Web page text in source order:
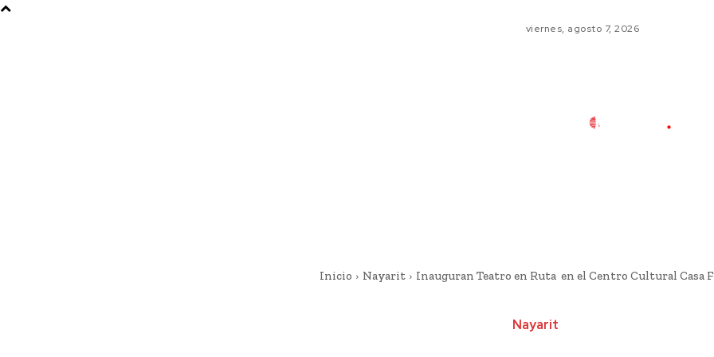
viernes, agosto 7, 2026
Inicio Nayarit Inauguran Teatro en Ruta en el Centro Cultural Casa
Nayarit